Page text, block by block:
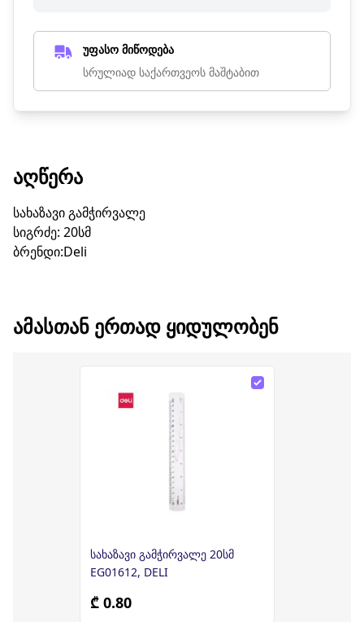
უფასო მიწოდება
სრულიად საქართვეოს მაშტაბით
ᲐᲦᲬᲔᲠᲐ
სახაზავი გამჭირვალე
სიგრძე: 20სმ
ბრენდი:Deli
ᲐᲛᲐᲡᲗᲐᲜ ᲔᲠᲗᲐᲓ ᲧᲘᲓᲣᲚᲝᲑᲔᲜ
სახაზავი გამჭირვალე 20სმ
EG01612, DELI
₾ 0.80